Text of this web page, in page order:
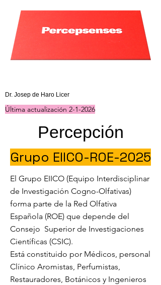
Dr. Josep de Haro Licer
Percepción
Grupo EIICO-ROE-2025
El Grupo EIICO (Equipo Interdisciplinar
de Investigación Cogno-Olfativas)
forma parte de la Red Olfativa
Española (ROE) que depende del
Consejo Superior de Investigaciones
Científicas (CSIC).
Está constituido por Médicos, personal
Clínico Aromistas, Perfumistas,
Restauradores, Botánicos y Ingenieros
Última actualización 2-1-2026